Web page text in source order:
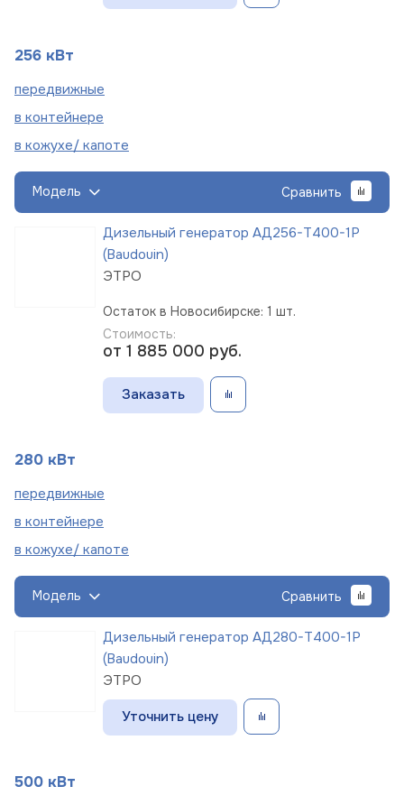
256 кВт
передвижные
в контейнере
в кожухе/ капоте
Модель Сравнить
Дизельный генератор АД256-Т400-1Р
(Baudouin)
ЭТРО
Остаток в Новосибирске: 1 шт.
Стоимость:
от 1 885 000 руб.
Заказать
280 кВт
передвижные
в контейнере
в кожухе/ капоте
Модель Сравнить
Дизельный генератор АД280-Т400-1Р
(Baudouin)
ЭТРО
Уточнить цену
500 кВт